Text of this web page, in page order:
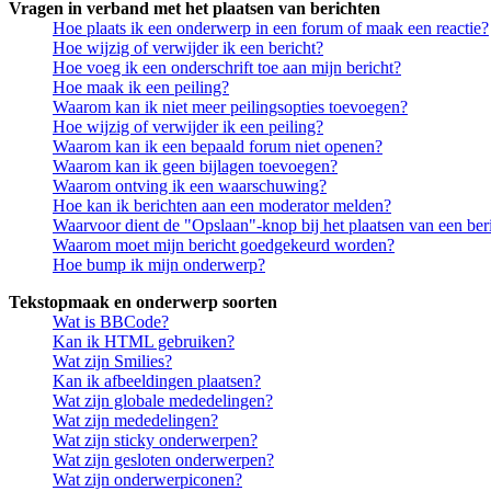
Vragen in verband met het plaatsen van berichten
Hoe plaats ik een onderwerp in een forum of maak een reactie?
Hoe wijzig of verwijder ik een bericht?
Hoe voeg ik een onderschrift toe aan mijn bericht?
Hoe maak ik een peiling?
Waarom kan ik niet meer peilingsopties toevoegen?
Hoe wijzig of verwijder ik een peiling?
Waarom kan ik een bepaald forum niet openen?
Waarom kan ik geen bijlagen toevoegen?
Waarom ontving ik een waarschuwing?
Hoe kan ik berichten aan een moderator melden?
Waarvoor dient de "Opslaan"-knop bij het plaatsen van een
Waarom moet mijn bericht goedgekeurd worden?
Hoe bump ik mijn onderwerp?
Tekstopmaak en onderwerp soorten
Wat is BBCode?
Kan ik HTML gebruiken?
Wat zijn Smilies?
Kan ik afbeeldingen plaatsen?
Wat zijn globale mededelingen?
Wat zijn mededelingen?
Wat zijn sticky onderwerpen?
Wat zijn gesloten onderwerpen?
Wat zijn onderwerpiconen?